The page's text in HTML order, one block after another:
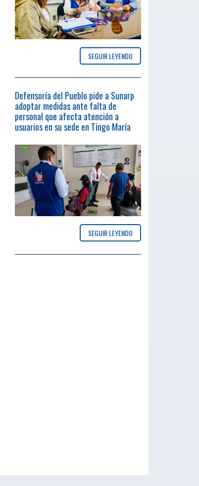
SEGUIR LEYENDO
Defensoría del Pueblo pide a Sunarp
adoptar medidas ante falta de
personal que afecta atención a
usuarios en su sede en Tingo María
SEGUIR LEYENDO